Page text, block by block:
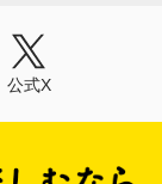
公式X